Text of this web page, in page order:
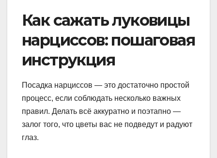
Как сажать луковицы
нарциссов: пошаговая
инструкция
Посадка нарциссов — это достаточно простой
процесс, если соблюдать несколько важных
правил. Делать всё аккуратно и поэтапно —
залог того, что цветы вас не подведут и радуют
глаз.